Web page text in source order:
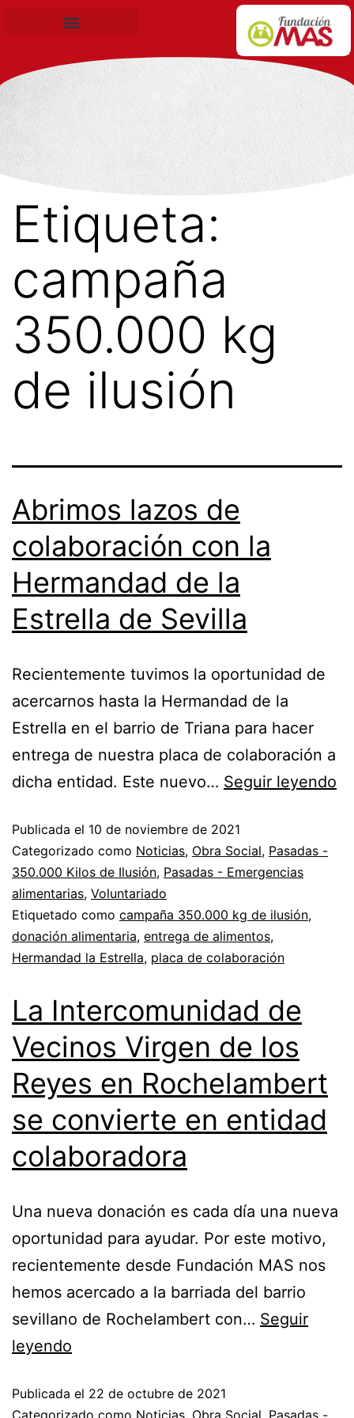
Etiqueta:
campaña
350.000 kg
de ilusión
Abrimos lazos de
colaboración con la
Hermandad de la
Estrella de Sevilla
Recientemente tuvimos la oportunidad de
acercarnos hasta la Hermandad de la
Estrella en el barrio de Triana para hacer
entrega de nuestra placa de colaboración a
dicha entidad. Este nuevo… Seguir leyendo
Publicada el 10 de noviembre de 2021
Categorizado como Noticias, Obra Social, Pasadas -
350.000 Kilos de Ilusión, Pasadas - Emergencias
alimentarias, Voluntariado
Etiquetado como campaña 350.000 kg de ilusión,
donación alimentaria, entrega de alimentos,
Hermandad la Estrella, placa de colaboración
La Intercomunidad de
Vecinos Virgen de los
Reyes en Rochelambert
se convierte en entidad
colaboradora
Una nueva donación es cada día una nueva
oportunidad para ayudar. Por este motivo,
recientemente desde Fundación MAS nos
hemos acercado a la barriada del barrio
sevillano de Rochelambert con… Seguir
leyendo
Publicada el 22 de octubre de 2021